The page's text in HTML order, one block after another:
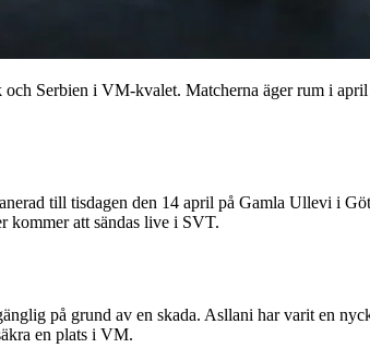
Serbien i VM-kvalet. Matcherna äger rum i
till tisdagen den 14 april på Gamla Ullevi i
kommer att sändas live i SVT.
på grund av en skada. Asllani har varit en
en plats i VM.